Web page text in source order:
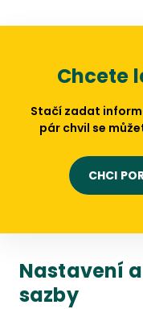
Chcete
Stačí zadat
pár chvil se
CHCI
Nastavení
sazby